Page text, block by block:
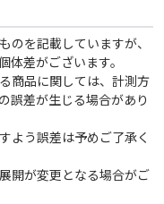
のを記載していますが、
差がございます。
商品に関しては、計測方
誤差が生じる場合があり
よう誤差は予めご了承く
開が変更となる場合がご